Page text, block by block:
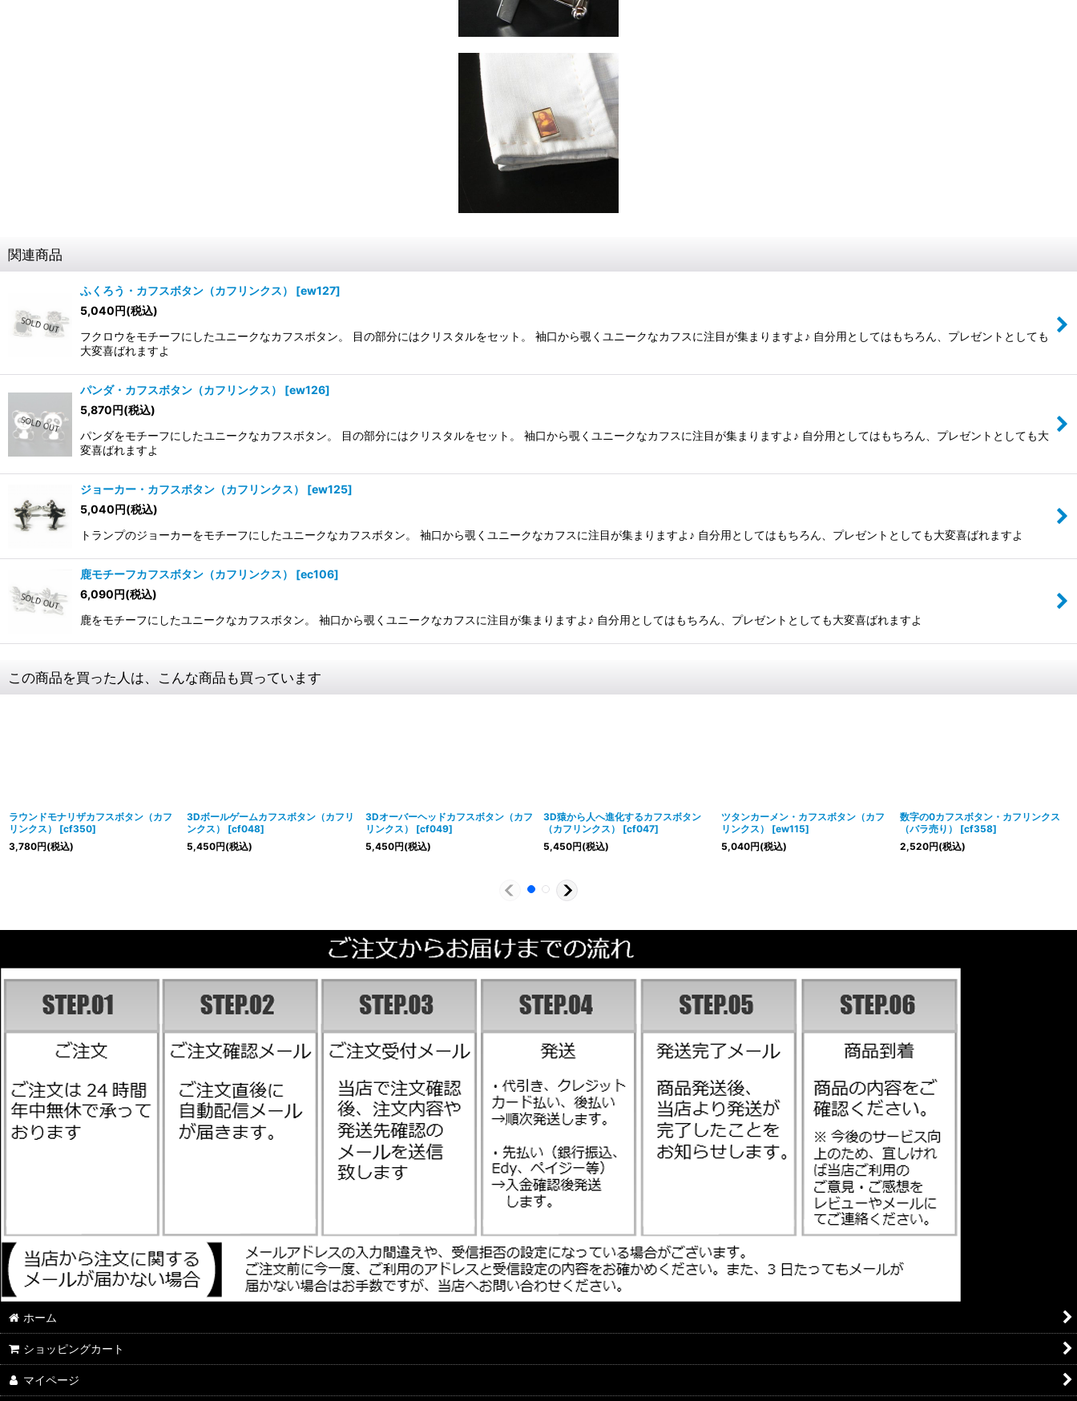
関連商品
ふくろう・カフスボタン（カフリンクス） [ew127]
5,040円(税込)
フクロウをモチーフにしたユニークなカフスボタン。 目の部分にはクリスタルをセット。 袖口から覗くユニークなカフスに注目が集まりますよ♪ 自分用としてはもちろん、プレゼントとしても
大変喜ばれますよ
パンダ・カフスボタン（カフリンクス） [ew126]
5,870円(税込)
パンダをモチーフにしたユニークなカフスボタン。 目の部分にはクリスタルをセット。 袖口から覗くユニークなカフスに注目が集まりますよ♪ 自分用としてはもちろん、プレゼントとしても大
変喜ばれますよ
ジョーカー・カフスボタン（カフリンクス） [ew125]
5,040円(税込)
トランプのジョーカーをモチーフにしたユニークなカフスボタン。 袖口から覗くユニークなカフスに注目が集まりますよ♪ 自分用としてはもちろん、プレゼントとしても大変喜ばれますよ
鹿モチーフカフスボタン（カフリンクス） [ec106]
6,090円(税込)
鹿をモチーフにしたユニークなカフスボタン。 袖口から覗くユニークなカフスに注目が集まりますよ♪ 自分用としてはもちろん、プレゼントとしても大変喜ばれますよ
この商品を買った人は、こんな商品も買っています
ラウンドモナリザカフスボタン（カフ
リンクス）
[cf350]
3,780円(税込)
3Dボールゲームカフスボタン（カフリ
ンクス）
[cf048]
5,450円(税込)
3Dオーバーヘッドカフスボタン（カフ
リンクス）
[cf049]
5,450円(税込)
3D猿から人へ進化するカフスボタン
（カフリンクス）
[cf047]
5,450円(税込)
ツタンカーメン・カフスボタン（カフ
リンクス）
[ew115]
5,040円(税込)
数字の0カフスボタン・カフリンクス
（バラ売り）
[cf358]
2,520円(税込)
ホーム
ショッピングカート
マイページ